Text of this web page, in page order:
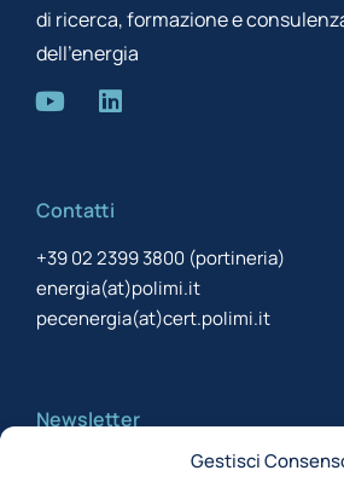
Gestisci
di ricerca, formazione e
dell’energia
Contatti
+39 02 2399 3800 (portineria)
energia(at)polimi.it
pecenergia(at)cert.polimi.it
Newsletter
Iscriviti alla newsletter per rimanere